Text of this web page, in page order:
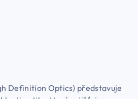
Definition Optics) představuje